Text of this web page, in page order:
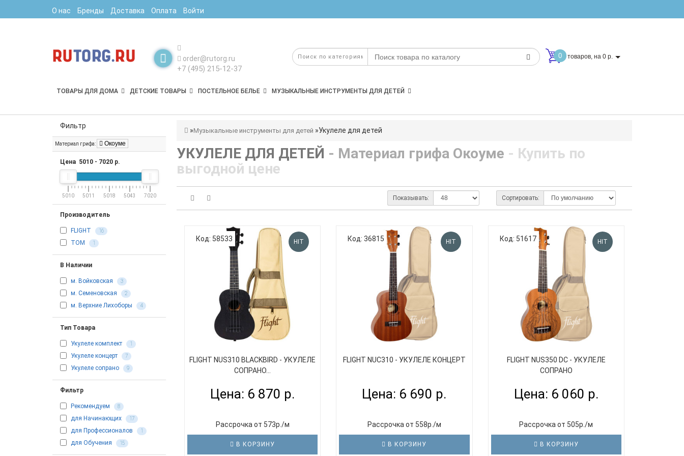
О нас Бренды Доставка Оплата Войти
order@rutorg.ru
+7 (495) 215-12-37
0 товаров, на 0 р.
ТОВАРЫ ДЛЯ ДОМА ДЕТСКИЕ ТОВАРЫ ПОСТЕЛЬНОЕ БЕЛЬЕ МУЗЫКАЛЬНЫЕ ИНСТРУМЕНТЫ ДЛЯ ДЕТЕЙ
Фильтр
Материал грифа: Окоуме
Цена 5010 - 7020 р.
5010 5011 5018 5043 7020
Производитель
FLIGHT 16
TOM 1
В Наличии
м. Войковская 3
м. Семеновская 2
м. Верхние Лихоборы 4
Тип Товара
Укулеле комплект 1
Укулеле концерт 7
Укулеле сопрано 9
Фильтр
Рекомендуем 8
для Начинающих 17
для Профессионалов 1
для Обучения 15
Музыкальные инструменты для детей Укулеле для детей
УКУЛЕЛЕ ДЛЯ ДЕТЕЙ - Материал грифа Окоуме - Купить по
выгодной цене
Сортировать:
Показывать:
Код: 58533 HIT
FLIGHT NUS310 BLACKBIRD - УКУЛЕЛЕ
СОПРАНО...
Цена: 6 870 р.
Рассрочка от 573р./м
В КОРЗИНУ
Код: 36815 HIT
FLIGHT NUC310 - УКУЛЕЛЕ КОНЦЕРТ
Цена: 6 690 р.
Рассрочка от 558р./м
В КОРЗИНУ
Код: 51617 HIT
FLIGHT NUS350 DC - УКУЛЕЛЕ
СОПРАНО
Цена: 6 060 р.
Рассрочка от 505р./м
В КОРЗИНУ